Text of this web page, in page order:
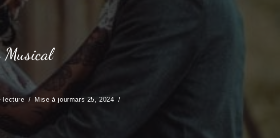
Musical
lecture Mise à jourmars 25, 2024